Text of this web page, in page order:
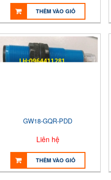
THÊM VÀO GIỎ
GW18-GQR-PDD
Liên hệ
THÊM VÀO GIỎ